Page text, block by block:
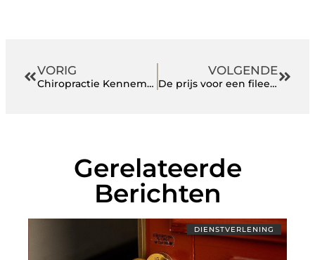
VORIG
Chiropractie Kennemerland in Haarlem: Effectieve Zorg voor Klachten door een Frozen Shoulder
VOLGENDE
De prijs voor een fileermes
Gerelateerde
Berichten
DIENSTVERLENING